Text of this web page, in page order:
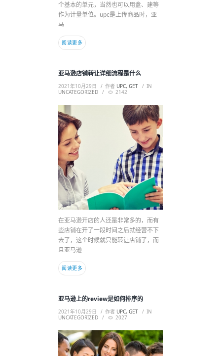
个基本的单元，当然也可以用盒、建等
作为计量单位。upc是上传商品时，亚
马
阅读更多
亚马逊店铺转让详细流程是什么
2021年10月29日 作者 UPC, GET
IN
UNCATEGORIZED
2142
在亚马逊开店的人还是非常多的，而有
些店铺在开了一段时间之后就经营不下
去了，这个时候就只能转让店铺了，而
且亚马逊
阅读更多
亚马逊上的review是如何排序的
2021年10月29日 作者 UPC, GET
IN
UNCATEGORIZED
2027